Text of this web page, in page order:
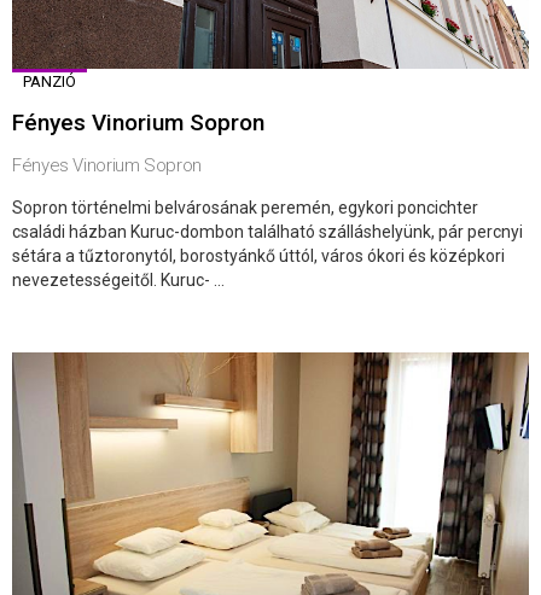
PANZIÓ
Fényes Vinorium Sopron
Fényes Vinorium Sopron
Sopron történelmi belvárosának peremén, egykori poncichter
családi házban Kuruc-dombon található szálláshelyünk, pár percnyi
sétára a tűztoronytól, borostyánkő úttól, város ókori és középkori
nevezetességeitől. Kuruc- ...